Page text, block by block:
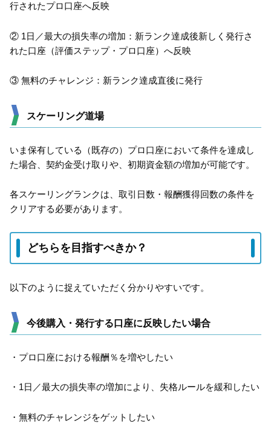
行されたプロ口座へ反映
② 1日／最大の損失率の増加：新ランク達成後新しく発行さ
れた口座（評価ステップ・プロ口座）へ反映
③ 無料のチャレンジ：新ランク達成直後に発行
スケーリング道場
いま保有している（既存の）プロ口座において条件を達成し
た場合、契約金受け取りや、初期資金額の増加が可能です。
各スケーリングランクは、取引日数・報酬獲得回数の条件を
クリアする必要があります。
どちらを目指すべきか？
以下のように捉えていただく分かりやすいです。
今後購入・発行する口座に反映したい場合
・プロ口座における報酬％を増やしたい
・1日／最大の損失率の増加により、失格ルールを緩和したい
・無料のチャレンジをゲットしたい